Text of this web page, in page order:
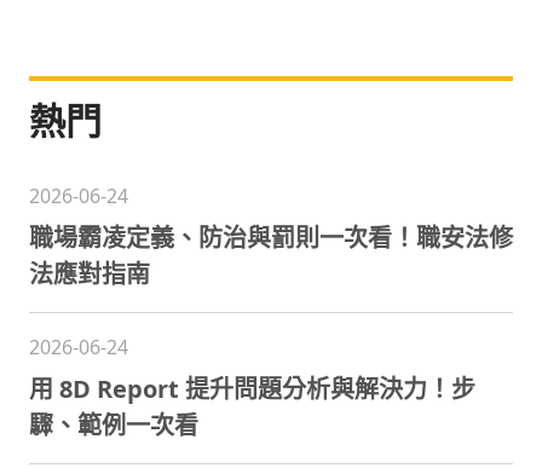
熱門
2026-06-24
職場霸凌定義、防治與罰則一次看！職安法修
法應對指南
2026-06-24
用 8D Report 提升問題分析與解決力！步
驟、範例一次看